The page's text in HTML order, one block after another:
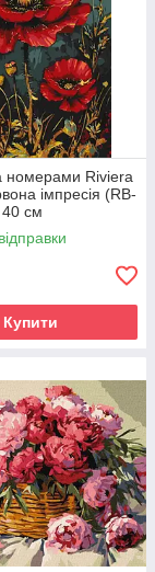
номерами Riviera
імпресія (RB-
см
Купити